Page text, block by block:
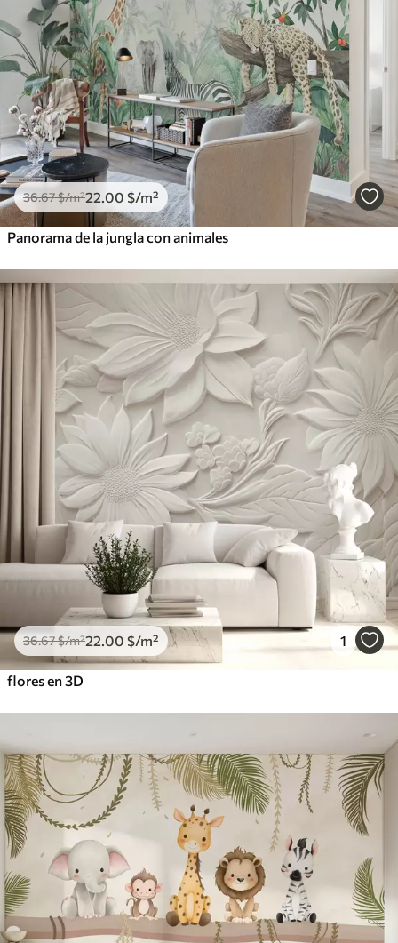
36.67$/m²22 .00 $/m²
Panorama de la jungla con animales
36.67$/m²22 .00 $/m² 1
flores en 3D